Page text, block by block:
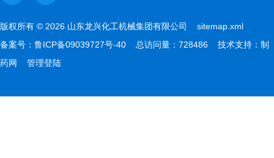
版权所有 © 2026 山东龙兴化工机械集团有限公司 sitemap.xml
备案号： 鲁ICP备09039727号-40 总访问量：728486 技术支持： 制
药网
管理登陆